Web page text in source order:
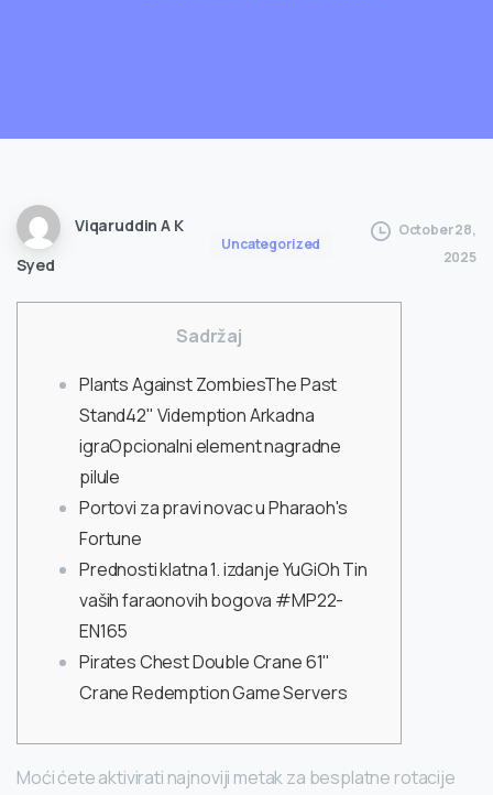
Viqaruddin A K
Syed
Uncategorized
October 28,
2025
Sadržaj
Plants Against ZombiesThe Past
Stand42" Videmption Arkadna
igraOpcionalni element nagradne
pilule
Portovi za pravi novac u Pharaoh's
Fortune
Prednosti klatna 1. izdanje YuGiOh Tin
vaših faraonovih bogova #MP22-
EN165
Pirates Chest Double Crane 61"
Crane Redemption Game Servers
Moći ćete aktivirati najnoviji metak za besplatne rotacije